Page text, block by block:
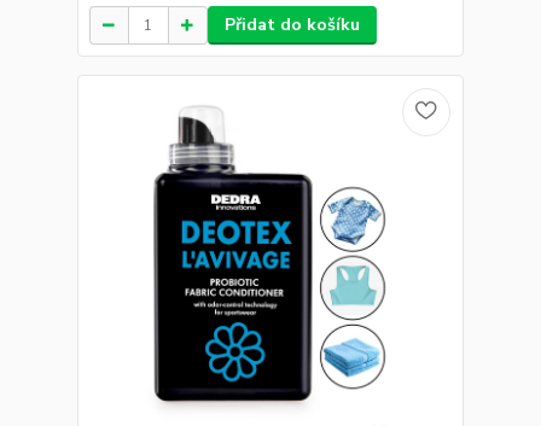
Přidat do košíku